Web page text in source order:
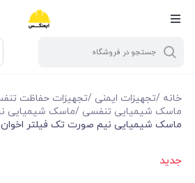
خانه /تجهیزات ایمنی /تجهیزات حفاظت
ماسک شیمیایی تنفسی /ماسک شیمیایی
ماسک شیمیایی نیم صورت تک فیلتر اخوان
جدید